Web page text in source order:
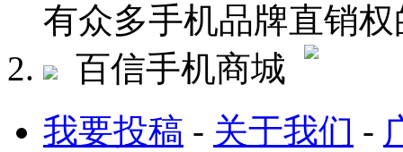
有众多手机品牌直销
百信手机商城
我要投稿 - 关于我们 -